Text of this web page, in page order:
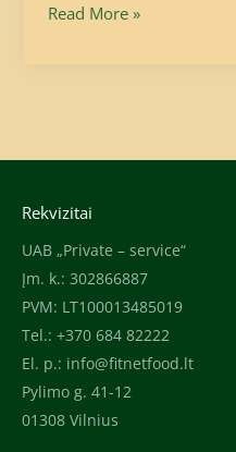
Read More »
Rekvizitai
UAB „Private – service“
Įm. k.: 302866887
PVM: LT100013485019
Tel.: +370 684 82222
El. p.: info@fitnetfood.lt
Pylimo g. 41-12
01308 Vilnius